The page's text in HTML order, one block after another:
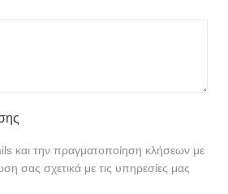
και την πραγματοποίηση κλήσεων με
σας σχετικά με τις υπηρεσίες μας